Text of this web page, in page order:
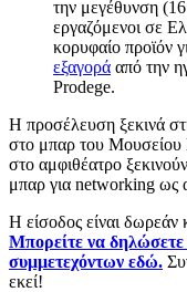
την μεγέθυνση
εργαζόμενοι σε
κορυφαίο προϊόν
εξαγορά από την
Prodege.
Η προσέλευση ξεκινά
στο μπαρ του Μουσείου
στο αμφιθέατρο
μπαρ για networking ως
Η είσοδος είναι δωρεάν
Μπορείτε να δηλώσετε
συμμετεχόντων εδώ.
εκεί!